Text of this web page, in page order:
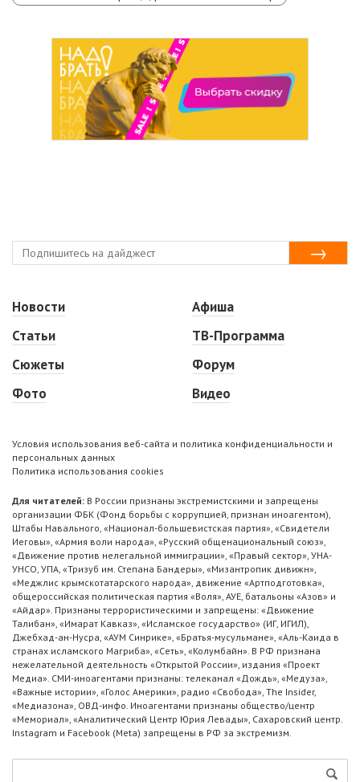
Новости
Статьи
Сюжеты
Фото
Афиша
ТВ-Программа
Форум
Видео
Условия использования веб-сайта и политика конфиденциальности и
персональных данных
Политика использования cookies
Для читателей: В России признаны экстремистскими и запрещены
организации ФБК (Фонд борьбы с коррупцией, признан иноагентом),
Штабы Навального, «Национал-большевистская партия», «Свидетели
Иеговы», «Армия воли народа», «Русский общенациональный союз»,
«Движение против нелегальной иммиграции», «Правый сектор», УНА-
УНСО, УПА, «Тризуб им. Степана Бандеры», «Мизантропик дивижн»,
«Меджлис крымскотатарского народа», движение «Артподготовка»,
общероссийская политическая партия «Воля», АУЕ, батальоны «Азов» и
«Айдар». Признаны террористическими и запрещены: «Движение
Талибан», «Имарат Кавказ», «Исламское государство» (ИГ, ИГИЛ),
Джебхад-ан-Нусра, «АУМ Синрике», «Братья-мусульмане», «Аль-Каида в
странах исламского Магриба», «Сеть», «Колумбайн». В РФ признана
нежелательной деятельность «Открытой России», издания «Проект
Медиа». СМИ-иноагентами признаны: телеканал «Дождь», «Медуза»,
«Важные истории», «Голос Америки», радио «Свобода», The Insider,
«Медиазона», ОВД-инфо. Иноагентами признаны общество/центр
«Мемориал», «Аналитический Центр Юрия Левады», Сахаровский центр.
Instagram и Facebook (Metа) запрещены в РФ за экстремизм.